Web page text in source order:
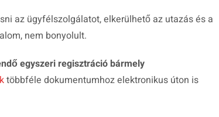
az ügyfélszolgálatot, elkerülhető az utazás és a
nem bonyolult.
egyszeri regisztráció bármely
többféle dokumentumhoz elektronikus úton is